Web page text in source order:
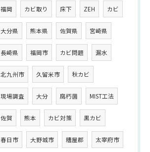
福岡 カビ取り 床下 ZEH カビ
大分県 熊本県 佐賀県 宮崎県
長崎県 福岡市 カビ問題 漏水
北九州市 久留米市 秋カビ
現場調査 大分 腐朽菌 MIST工法
佐賀 熊本 カビ対策 黒カビ
春日市 大野城市 糟屋郡 太宰府市